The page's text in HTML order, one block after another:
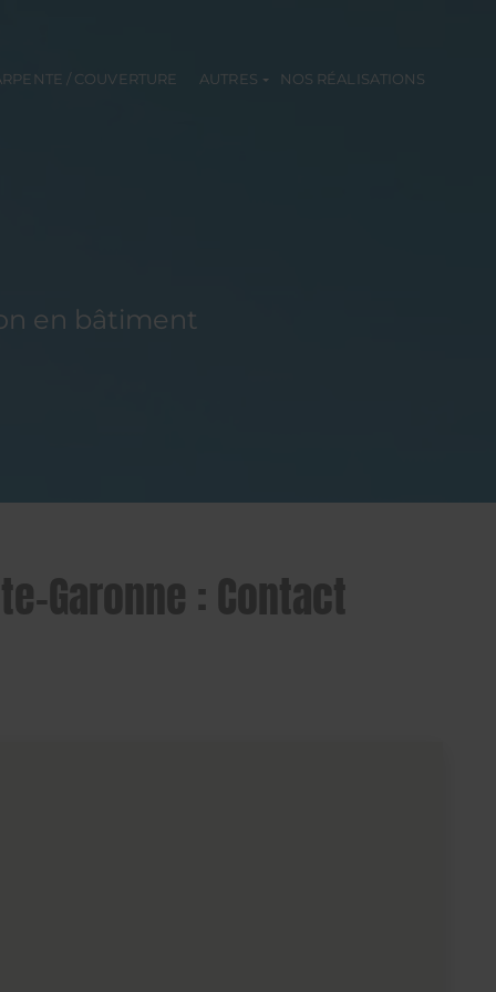
en bâtiment
/ COUVERTURE AUTRES NOS RÉALISATIONS
Garonne : Contact